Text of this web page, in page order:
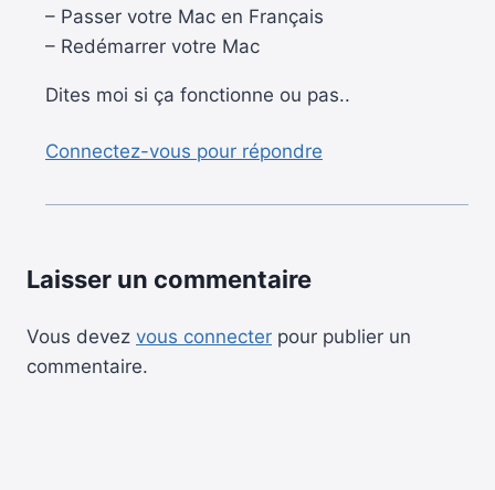
– Passer votre Mac en Français
– Redémarrer votre Mac
Dites moi si ça fonctionne ou pas..
Connectez-vous pour répondre
Laisser un commentaire
Vous devez vous connecter pour publier un
commentaire.